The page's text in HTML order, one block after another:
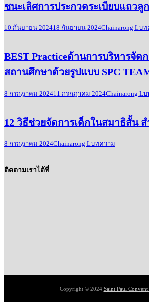
ชนะเลิศการประกวดระเบียบแถวลู
10 กันยายน 202418 กันยายน 2024Chainarong Lบท
BEST Practiceด้านการบริหารจัด
สถานศึกษาด้วยรูปแบบ SPC
8 กรกฎาคม 202411 กรกฎาคม 2024Chainarong Lบ
12 วิธีช่วยจัดการเด็กในสมาธิสั้น
8 กรกฎาคม 2024Chainarong Lบทความ
ติดตามเราได้ที่
Copyright © 2024 Saint Paul